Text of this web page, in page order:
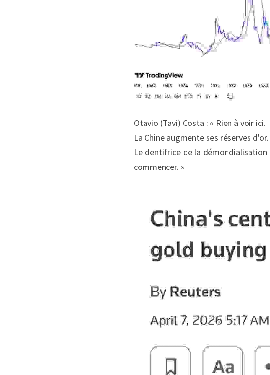
Otavio (Tavi) Costa : « Rien à voir ici.
La Chine augmente ses réserves d'or.
Le dentifrice de la
commencer. »